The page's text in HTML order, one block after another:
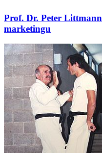
Prof. Dr. Peter
marketingu